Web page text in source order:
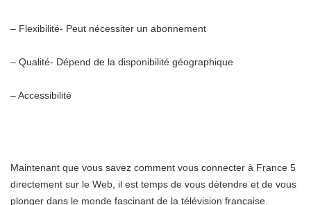
– Flexibilité- Peut nécessiter un abonnement
– Qualité- Dépend de la disponibilité géographique
– Accessibilité
Maintenant que vous savez comment vous connecter à France 5
directement sur le Web, il est temps de vous détendre et de vous
plonger dans le monde fascinant de la télévision française.